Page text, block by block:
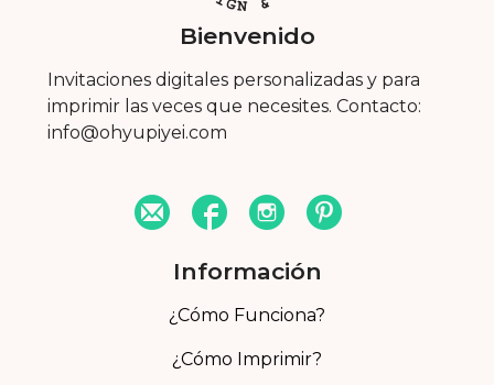
Bienvenido
Invitaciones digitales personalizadas y para
imprimir las veces que necesites. Contacto:
info@ohyupiyei.com
Información
¿Cómo Funciona?
¿Cómo Imprimir?